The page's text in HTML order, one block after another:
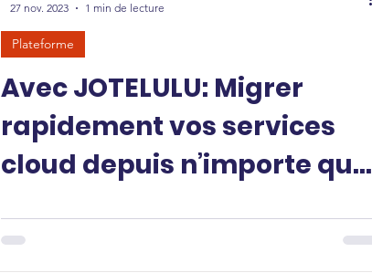
Avec JOTELULU: Migrer
rapidement vos services
cloud depuis n’importe quel
Plateforme
27 nov. 2023
1 min de lecture